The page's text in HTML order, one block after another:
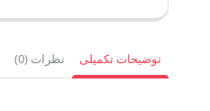
بود.
832,500 تومان.
توضیحات تکمیلی نظرات (0)